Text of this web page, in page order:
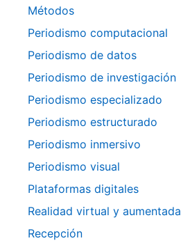
Métodos
Periodismo computacional
Periodismo de datos
Periodismo de investigación
Periodismo especializado
Periodismo estructurado
Periodismo inmersivo
Periodismo visual
Plataformas digitales
Realidad virtual y aumentada
Recepción